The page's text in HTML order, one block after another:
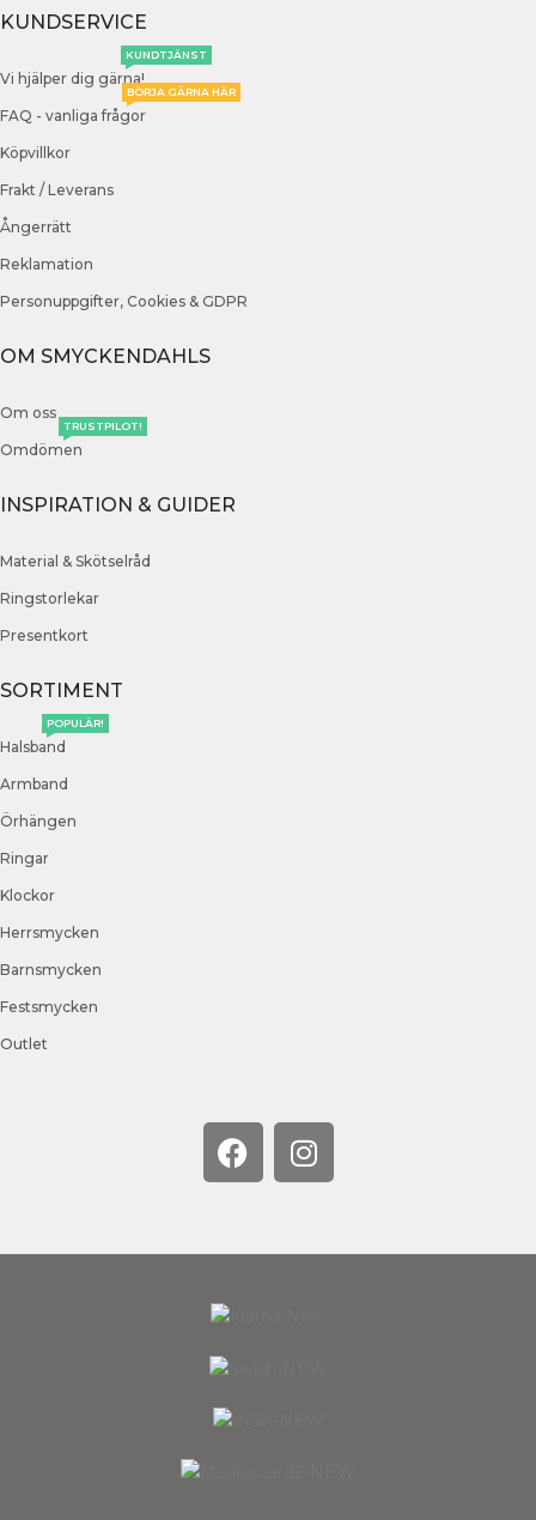
KUNDSERVICE
Vi hjälper dig gärna!
KUNDTJÄNST
FAQ - vanliga frågor
BÖRJA GÄRNA HÄR
Köpvillkor
Frakt / Leverans
Ångerrätt
Reklamation
Personuppgifter, Cookies & GDPR
OM SMYCKENDAHLS
Om oss
Omdömen
TRUSTPILOT!
INSPIRATION & GUIDER
Material & Skötselråd
Ringstorlekar
Presentkort
SORTIMENT
Halsband
POPULÄR!
Armband
Örhängen
Ringar
Klockor
Herrsmycken
Barnsmycken
Festsmycken
Outlet